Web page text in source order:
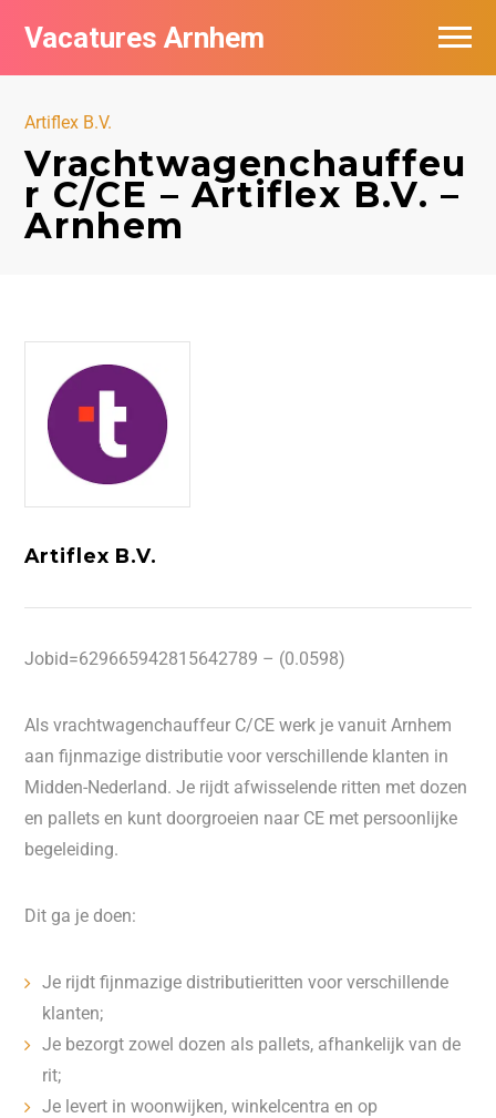
Vacatures Arnhem
Artiflex B.V.
Vrachtwagenchauffeu
r C/CE – Artiflex B.V. –
Arnhem
Artiflex B.V.
Jobid=629665942815642789 – (0.0598)
Als vrachtwagenchauffeur C/CE werk je vanuit Arnhem
aan fijnmazige distributie voor verschillende klanten in
Midden-Nederland. Je rijdt afwisselende ritten met dozen
en pallets en kunt doorgroeien naar CE met persoonlijke
begeleiding.
Dit ga je doen:
Je rijdt fijnmazige distributieritten voor verschillende
klanten;
Je bezorgt zowel dozen als pallets, afhankelijk van de
rit;
Je levert in woonwijken, winkelcentra en op
Vacatures per bedrijf in Arnhem